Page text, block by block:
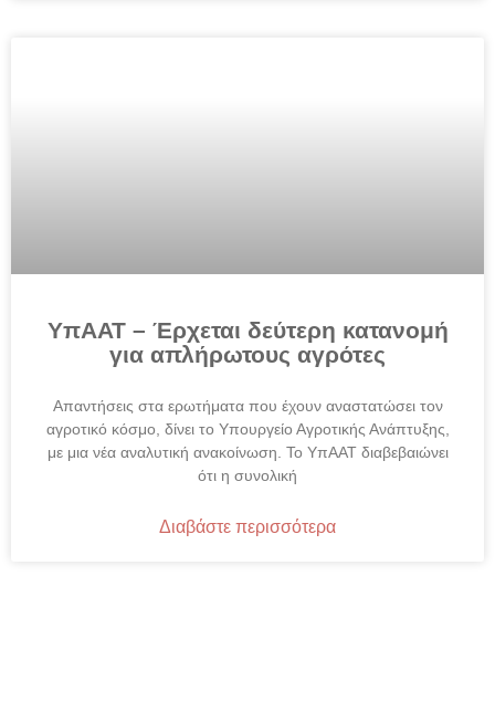
ΥπΑΑΤ – Έρχεται δεύτερη κατανομή
για απλήρωτους αγρότες
Απαντήσεις στα ερωτήματα που έχουν αναστατώσει τον
αγροτικό κόσμο, δίνει το Υπουργείο Αγροτικής Ανάπτυξης,
με μια νέα αναλυτική ανακοίνωση. Το ΥπΑΑΤ διαβεβαιώνει
ότι η συνολική
Διαβάστε περισσότερα